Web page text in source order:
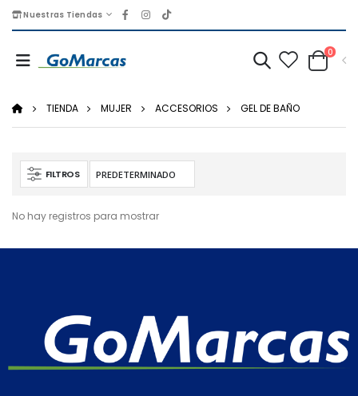
Nuestras Tiendas
0
TIENDA MUJER ACCESORIOS GEL DE BAÑO
FILTROS
No hay registros para mostrar